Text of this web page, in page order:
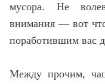
мусора. Не
внимания — вот
поработившим вас
Между прочим,